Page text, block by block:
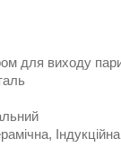
для виходу